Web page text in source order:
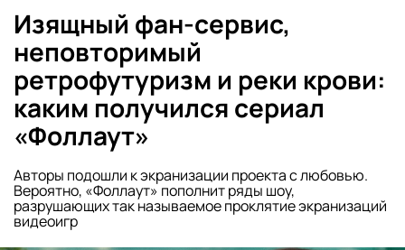
Изящный фан-сервис,
неповторимый
ретрофутуризм и реки крови:
каким получился сериал
«Фоллаут»
Авторы подошли к экранизации проекта с любовью.
Вероятно, «Фоллаут» пополнит ряды шоу,
разрушающих так называемое проклятие экранизаций
видеоигр